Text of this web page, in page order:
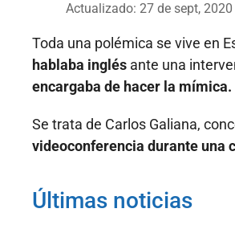
Actualizado: 27 de sept, 2020
Toda una polémica se vive en
hablaba inglés ante una
encargaba de hacer la mímica.
Se trata de Carlos Galiana,
videoconferencia durante una
Últimas noticias